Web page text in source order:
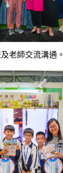
老師交流溝通。